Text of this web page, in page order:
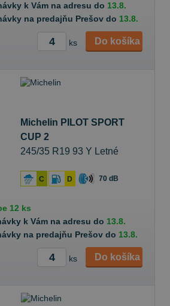
k Vám na adresu do 13.8.
na predajňu Prešov do 13.8.
ks Do košíka
Michelin PILOT SPORT
CUP 2
245/35 R19 93 Y Letné
C D 70 dB
12 ks
k Vám na adresu do 13.8.
na predajňu Prešov do 13.8.
ks Do košíka